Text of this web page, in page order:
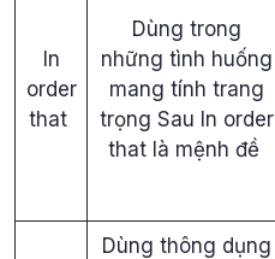
In
order
that
Dùng trong
những tình huống
mang tính trang
trọng Sau In order
that là mệnh đề
Dùng thông dụng